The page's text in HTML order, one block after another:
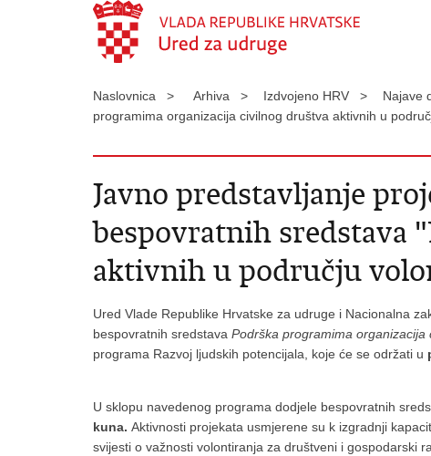
Naslovnica > Arhiva > Izdvojeno HRV > Najave
programima organizacija civilnog društva aktivnih u
Javno predstavljanje
bespovratnih sredstava
aktivnih u području
Ured Vlade Republike Hrvatske za udruge i Nacionalna
bespovratnih sredstava Podrška programima
programa Razvoj ljudskih potencijala, koje će se održati u
U sklopu navedenog programa dodjele bespovratnih
kuna. Aktivnosti projekata usmjerene su k izgradnji
svijesti o važnosti volontiranja za društveni i gospodarski